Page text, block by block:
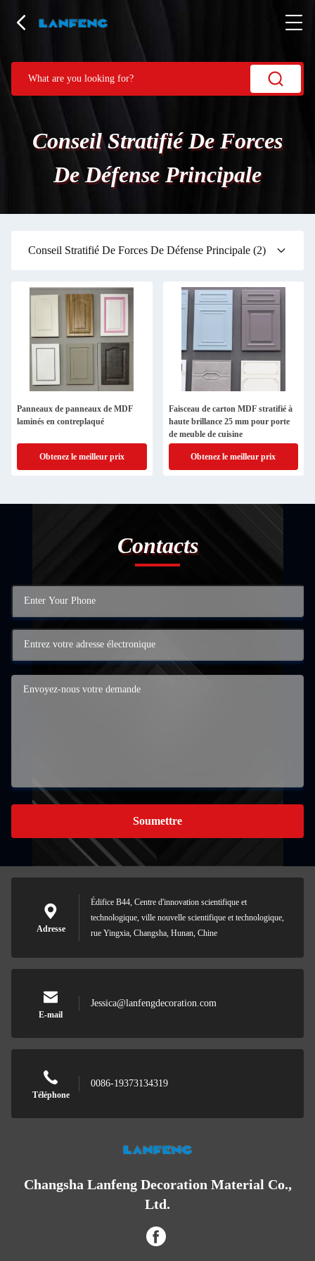
Conseil Stratifié De Forces
De Défense Principale
Conseil Stratifié De Forces De Défense Principale (2)
Panneaux de panneaux de MDF
laminés en contreplaqué
Obtenez le meilleur prix
Faisceau de carton MDF stratifié à
haute brillance 25 mm pour porte
de meuble de cuisine
Obtenez le meilleur prix
Contacts
Soumettre
Adresse
Édifice B44, Centre d'innovation scientifique et
technologique, ville nouvelle scientifique et technologique,
rue Yingxia, Changsha, Hunan, Chine
E-mail
Jessica@lanfengdecoration.com
Téléphone
0086-19373134319
Changsha Lanfeng Decoration Material Co.,
Ltd.